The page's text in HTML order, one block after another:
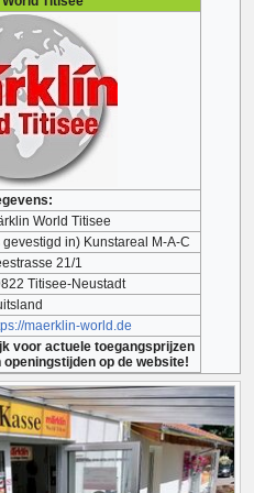
World Titisee
gevestigd in) Kunstareal M-A-C
21/1
Titisee-Neustadt
maerklin-world.de
voor actuele toegangsprijzen
openingstijden op de website!